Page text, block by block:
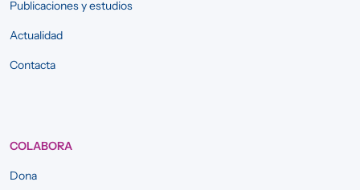
Publicaciones y estudios
Actualidad
Contacta
COLABORA
Dona